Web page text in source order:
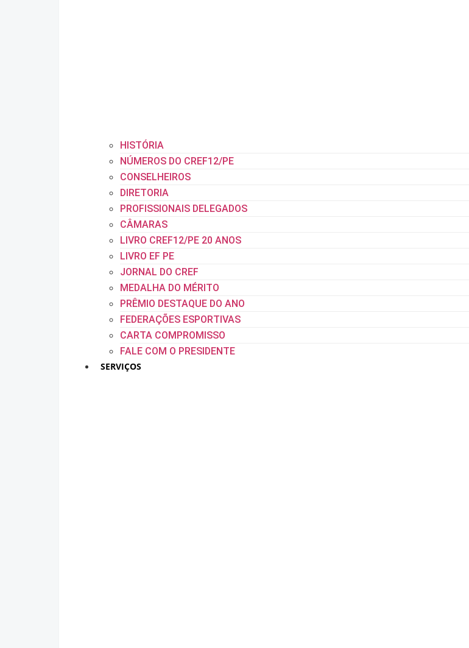
HISTÓRIA
NÚMEROS DO CREF12/PE
CONSELHEIROS
DIRETORIA
PROFISSIONAIS DELEGADOS
CÂMARAS
LIVRO CREF12/PE 20 ANOS
LIVRO EF PE
JORNAL DO CREF
MEDALHA DO MÉRITO
PRÊMIO DESTAQUE DO ANO
FEDERAÇÕES ESPORTIVAS
CARTA COMPROMISSO
FALE COM O PRESIDENTE
SERVIÇOS